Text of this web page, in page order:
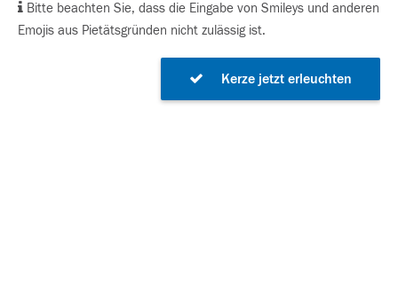
Bitte beachten Sie, dass die Eingabe von Smileys und anderen
Emojis aus Pietätsgründen nicht zulässig ist.
Kerze jetzt erleuchten